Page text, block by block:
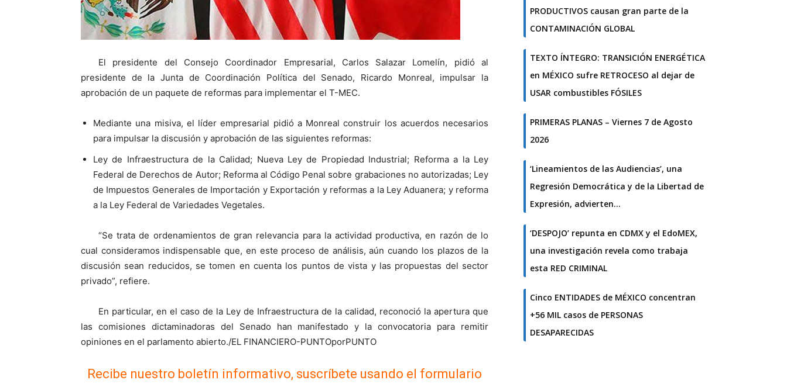
El presidente del Consejo Coordinador Empresarial, Carlos Salazar Lomelín, pidió al
presidente de la Junta de Coordinación Política del Senado, Ricardo Monreal, impulsar la
aprobación de un paquete de reformas para implementar el T-MEC.
Mediante una misiva, el líder empresarial pidió a Monreal construir los acuerdos necesarios
para impulsar la discusión y aprobación de las siguientes reformas:
Ley de Infraestructura de la Calidad; Nueva Ley de Propiedad Industrial; Reforma a la Ley
Federal de Derechos de Autor; Reforma al Código Penal sobre grabaciones no autorizadas; Ley
de Impuestos Generales de Importación y Exportación y reformas a la Ley Aduanera; y reforma
a la Ley Federal de Variedades Vegetales.
“Se trata de ordenamientos de gran relevancia para la actividad productiva, en razón de lo
cual consideramos indispensable que, en este proceso de análisis, aún cuando los plazos de la
discusión sean reducidos, se tomen en cuenta los puntos de vista y las propuestas del sector
privado”, refiere.
En particular, en el caso de la Ley de Infraestructura de la calidad, reconoció la apertura que
las comisiones dictaminadoras del Senado han manifestado y la convocatoria para remitir
opiniones en el parlamento abierto./EL FINANCIERO-PUNTOporPUNTO
Recibe nuestro boletín informativo, suscríbete usando el formulario
PRODUCTIVOS causan gran parte de la
CONTAMINACIÓN GLOBAL
TEXTO ÍNTEGRO: TRANSICIÓN ENERGÉTICA
en MÉXICO sufre RETROCESO al dejar de
USAR combustibles FÓSILES
PRIMERAS PLANAS – Viernes 7 de Agosto
2026
‘Lineamientos de las Audiencias’, una
Regresión Democrática y de la Libertad de
Expresión, advierten…
‘DESPOJO’ repunta en CDMX y el EdoMEX,
una investigación revela como trabaja
esta RED CRIMINAL
Cinco ENTIDADES de MÉXICO concentran
+56 MIL casos de PERSONAS
DESAPARECIDAS